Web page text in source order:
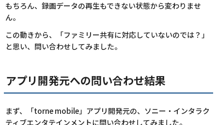
もちろん、録画データの再生もできない状態から変わりませ
ん。
この動きから、「ファミリー共有に対応していないのでは？」
と思い、問い合わせしてみました。
アプリ開発元への問い合わせ結果
まず、「torne mobile」アプリ開発元の、ソニー・インタラク
ティブエンタテインメントに問い合わせしてみました。